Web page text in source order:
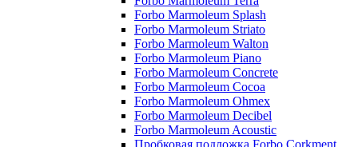
Forbo Marmoleum Splash
Forbo Marmoleum Striato
Forbo Marmoleum Walton
Forbo Marmoleum Piano
Forbo Marmoleum Concrete
Forbo Marmoleum Cocoa
Forbo Marmoleum Ohmex
Forbo Marmoleum Decibel
Forbo Marmoleum Acoustic
Пробковая подложка Forbo Corkment